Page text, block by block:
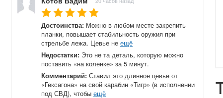
Достоинства: Можно в любом месте закрепить
планки, повышает стабильность оружия при
стрельбе лежа. Цевье не ещё
Недостатки: Это не та деталь, которую можно
поставить «на коленке» за 5 минут.
Комментарий: Ставил это длинное цевье от
«Гексагона» на свой карабин «Тигр» (в исполнении
под СВД), чтобы ещё